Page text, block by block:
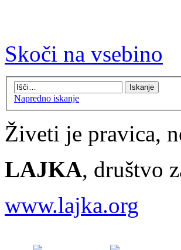
Skoči na vsebino
Napredno iskanje
Živeti je pravica,
LAJKA, društvo
www.lajka.org